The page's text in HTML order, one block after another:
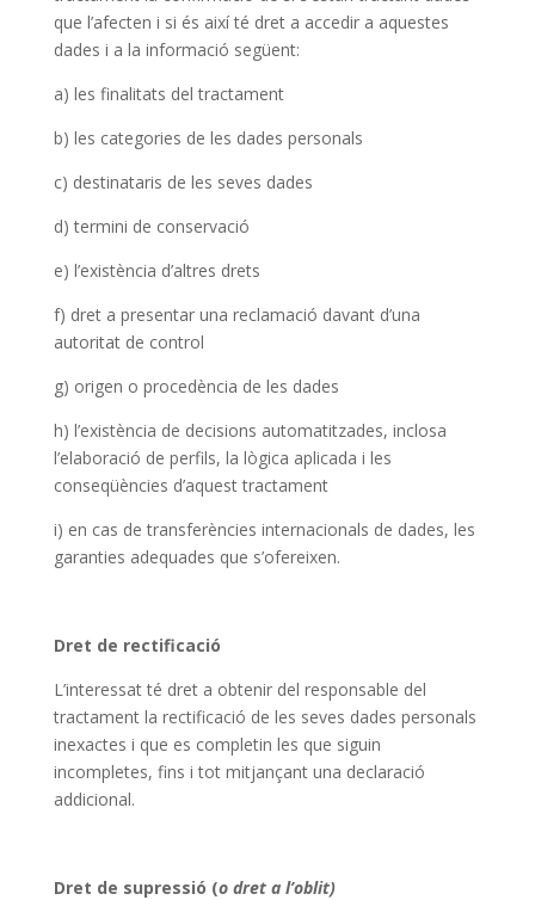
que l’afecten i si és així té dret a accedir a aquestes
dades i a la informació següent:
a) les finalitats del tractament
b) les categories de les dades personals
c) destinataris de les seves dades
d) termini de conservació
e) l’existència d’altres drets
f) dret a presentar una reclamació davant d’una
autoritat de control
g) origen o procedència de les dades
h) l’existència de decisions automatitzades, inclosa
l’elaboració de perfils, la lògica aplicada i les
conseqüències d’aquest tractament
i) en cas de transferències internacionals de dades, les
garanties adequades que s’ofereixen.
Dret de rectificació
L’interessat té dret a obtenir del responsable del
tractament la rectificació de les seves dades personals
inexactes i que es completin les que siguin
incompletes, fins i tot mitjançant una declaració
addicional.
Dret de supressió (o dret a l’oblit)